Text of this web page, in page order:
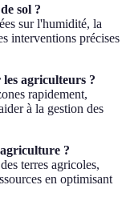
sol ?
sur l'humidité, la
interventions précises
agriculteurs ?
rapidement,
à la gestion des
?
terres agricoles,
en optimisant